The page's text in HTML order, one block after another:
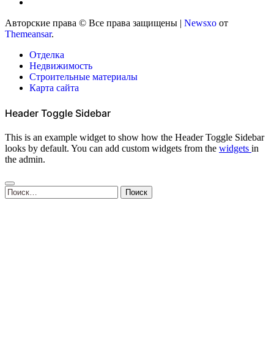
Авторские права © Все права защищены | Newsxo от
Themeansar.
Отделка
Недвижимость
Строительные материалы
Карта сайта
Header Toggle Sidebar
This is an example widget to show how the Header Toggle Sidebar
looks by default. You can add custom widgets from the widgets in
the admin.
Найти: